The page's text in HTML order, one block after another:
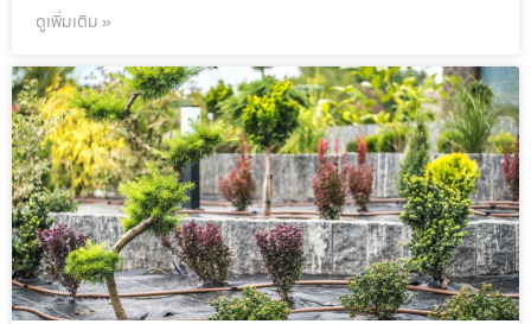
ดูเพิ่มเติม »